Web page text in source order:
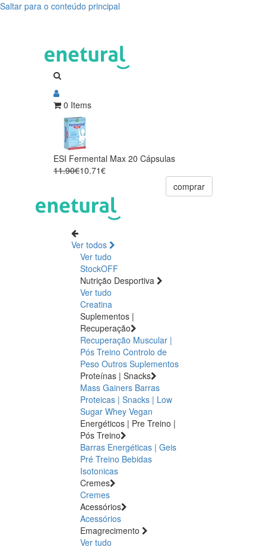
Saltar para o conteúdo principal
0 Items
ESI Fermental Max 20 Cápsulas
11.90€10.71€
comprar
Ver todos
Ver tudo
StockOFF
Nutrição Desportiva
Ver tudo
Creatina
Suplementos |
Recuperação
Recuperação Muscular |
Pós Treino Controlo de
Peso Outros Suplementos
Proteínas | Snacks
Mass Gainers Barras
Proteicas | Snacks | Low
Sugar Whey Vegan
Energéticos | Pre Treino |
Pós Treino
Barras Energéticas | Geis
Pré Treino Bebidas
Isotonicas
Cremes
Cremes
Acessórios
Acessórios
Emagrecimento
Ver tudo